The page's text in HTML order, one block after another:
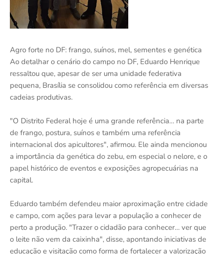
Agro forte no DF: frango, suínos, mel, sementes e genética
Ao detalhar o cenário do campo no DF, Eduardo Henrique
ressaltou que, apesar de ser uma unidade federativa
pequena, Brasília se consolidou como referência em diversas
cadeias produtivas.
"O Distrito Federal hoje é uma grande referência… na parte
de frango, postura, suínos e também uma referência
internacional dos apicultores", afirmou. Ele ainda mencionou
a importância da genética do zebu, em especial o nelore, e o
papel histórico de eventos e exposições agropecuárias na
capital.
Eduardo também defendeu maior aproximação entre cidade
e campo, com ações para levar a população a conhecer de
perto a produção. "Trazer o cidadão para conhecer… ver que
o leite não vem da caixinha", disse, apontando iniciativas de
educação e visitação como forma de fortalecer a valorização